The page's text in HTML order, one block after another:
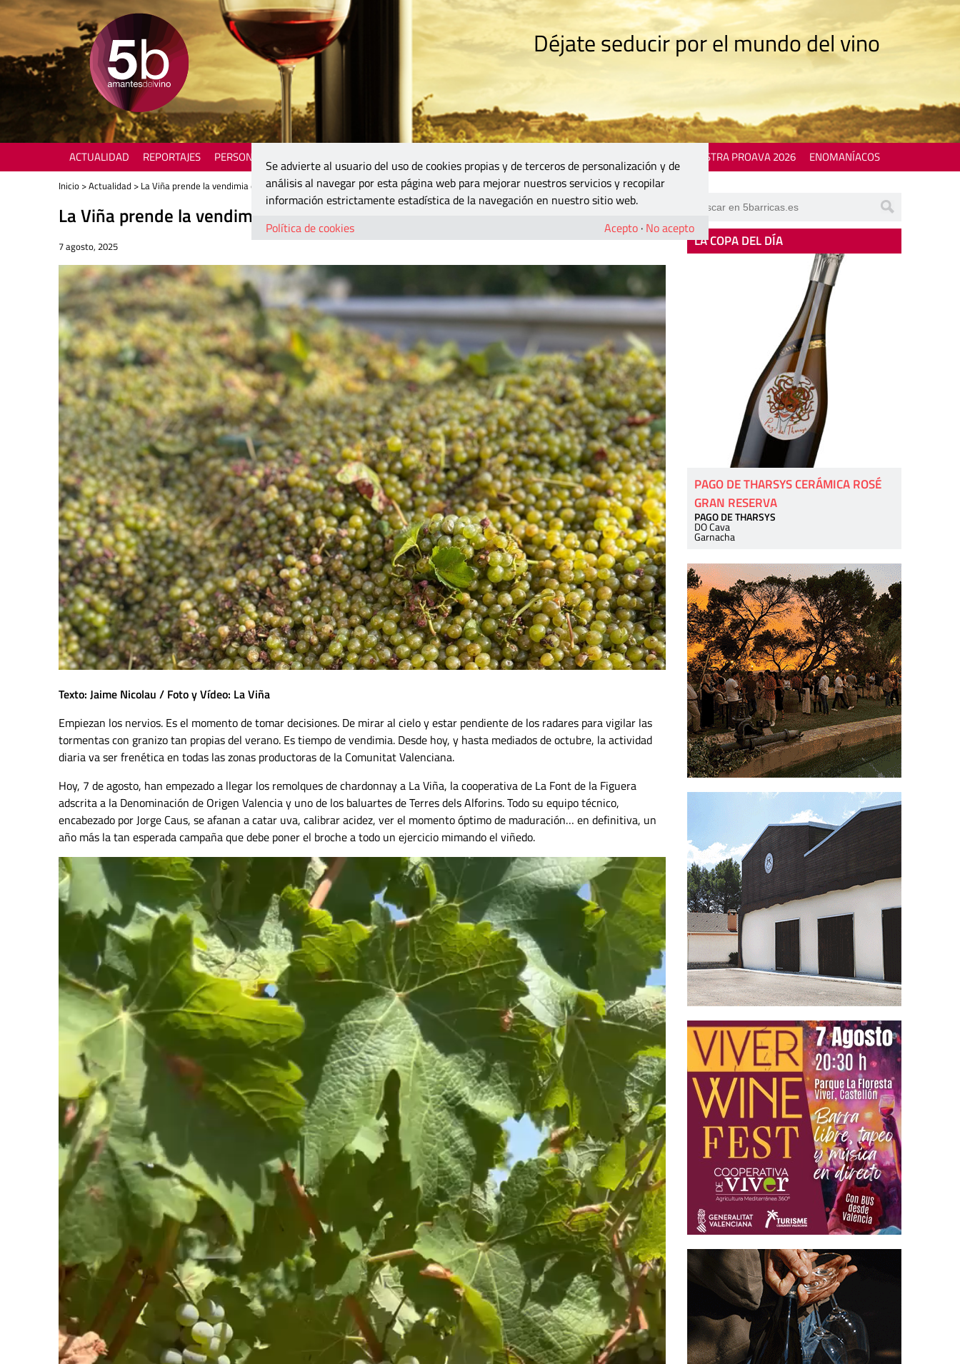
Déjate seducir por el mundo del vino
ACTUALIDAD REPORTAJES PERSONAJES MOSTRA PROAVA 2026 ENOMANÍACOS
Inicio >Actualidad > La Viña prende la vendimia en La Font de la Figuera con un óptimo chardonnay
La Viña prende la vendimia en La Font de la Figuera con un óptimo chardonnay
7 agosto, 2025
Texto: Jaime Nicolau / Foto y Vídeo: La Viña
Empiezan los nervios. Es el momento de tomar decisiones. De mirar al cielo y estar pendiente de los radares para vigilar las
tormentas con granizo tan propias del verano. Es tiempo de vendimia. Desde hoy, y hasta mediados de octubre, la actividad
diaria va ser frenética en todas las zonas productoras de la Comunitat Valenciana.
Hoy, 7 de agosto, han empezado a llegar los remolques de chardonnay a La Viña, la cooperativa de La Font de la Figuera
adscrita a la Denominación de Origen Valencia y uno de los baluartes de Terres dels Alforins. Todo su equipo técnico,
encabezado por Jorge Caus, se afanan a catar uva, calibrar acidez, ver el momento óptimo de maduración… en definitiva, un
año más la tan esperada campaña que debe poner el broche a todo un ejercicio mimando el viñedo.
Reproductor
de
vídeo
LA COPA DEL DÍA
PAGO DE THARSYS CERÁMICA ROSÉ
GRAN RESERVA
PAGO DE THARSYS
DO Cava
Garnacha
Se advierte al usuario del uso de cookies propias y de terceros de personalización y de
análisis al navegar por esta página web para mejorar nuestros servicios y recopilar
información estrictamente estadística de la navegación en nuestro sitio web.
Política de cookies
Acepto · No acepto